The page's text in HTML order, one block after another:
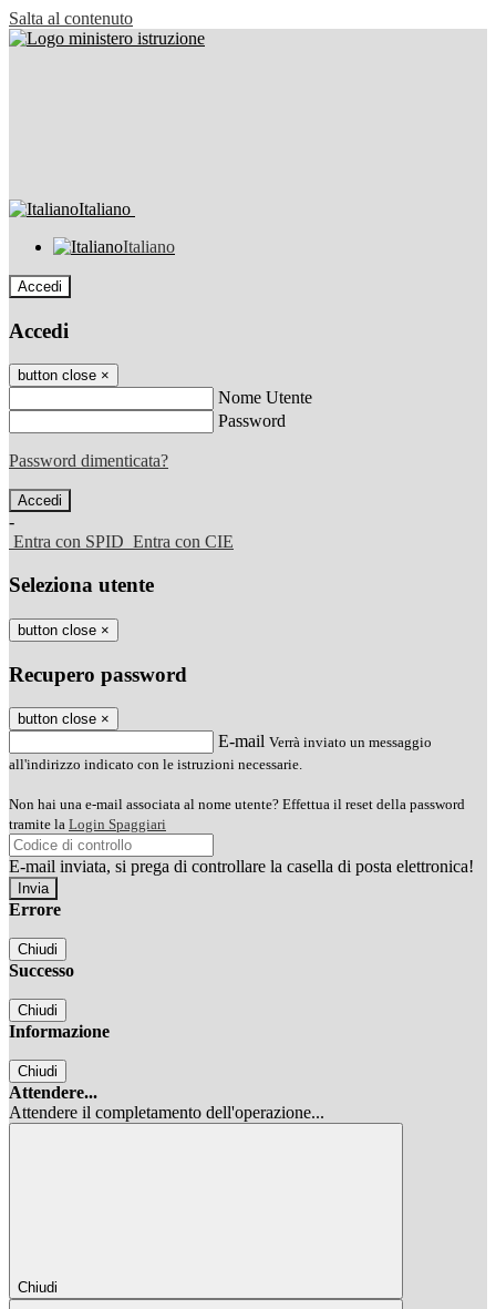
Salta al contenuto
Italiano
Italiano
Accedi
Accedi
button close ×
Nome Utente
Password
Password dimenticata?
-
Entra con SPID Entra con CIE
Seleziona utente
button close ×
Recupero password
button close ×
E-mail Verrà inviato un messaggio
all'indirizzo indicato con le istruzioni necessarie.
Non hai una e-mail associata al nome utente? Effettua il reset della password
tramite la Login Spaggiari
E-mail inviata, si prega di controllare la casella di posta elettronica!
Errore
Chiudi
Successo
Chiudi
Informazione
Chiudi
Attendere...
Attendere il completamento dell'operazione...
Chiudi